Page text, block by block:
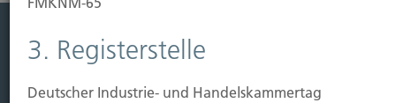
Leistung
Leben
3. Registerstelle
Deutscher Industrie- und Handelskammertag